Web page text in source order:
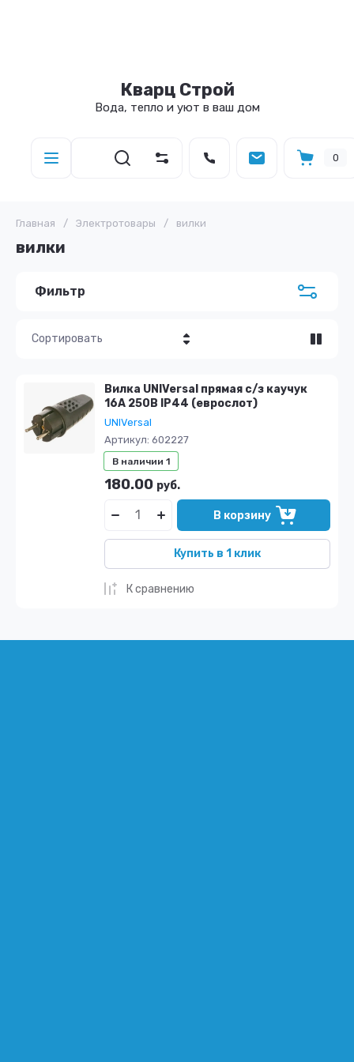
Кварц Строй
Вода, тепло и уют в ваш дом
0
Главная / Электротовары / вилки
вилки
Фильтр
Сортировать
Цена - возрастание
Название - Я-А
Название - А-Я
Вилка UNIVersal прямая c/з каучук
16А 250В IP44 (еврослот)
UNIVersal
Артикул: 602227
В наличии 1
180.00 руб.
В корзину
Купить в 1 клик
К сравнению